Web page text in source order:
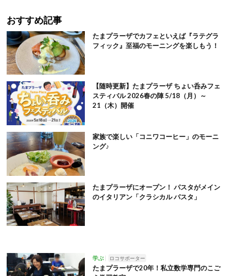
おすすめ記事
たまプラーザでカフェといえば『ラテグラ
フィック』至福のモーニングを楽しもう！
【随時更新】たまプラーザ ちょい呑みフェ
スティバル 2026春の陣 5/18（月）～
21（木）開催
家族で楽しい「コニワコーヒー」のモーニ
ング♪
たまプラーザにオープン！ パスタがメイン
のイタリアン「クラシカル パスタ」
学ぶ ロコサポーター
たまプラーザで20年！私立数学専門のこご